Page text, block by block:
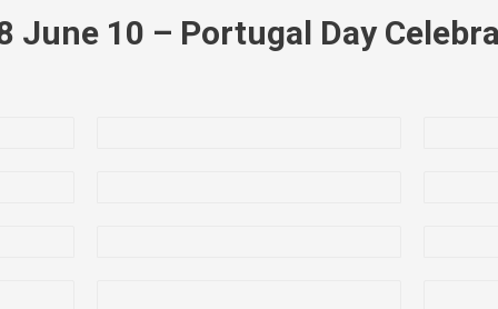
June 10 – Portugal Day